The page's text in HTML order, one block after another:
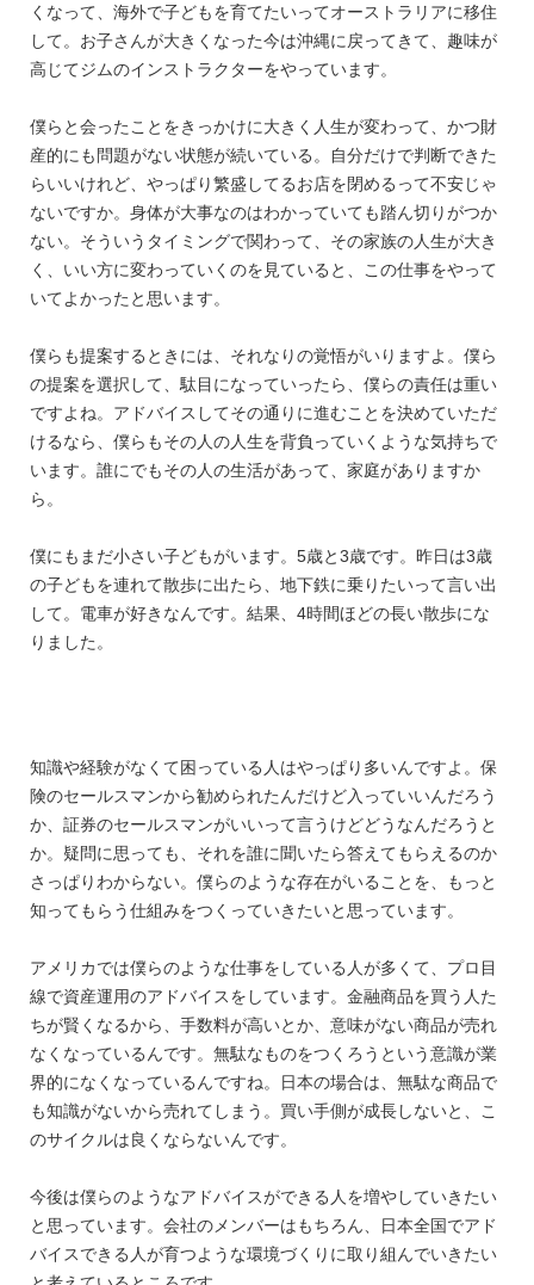
くなって、海外で子どもを育てたいってオーストラリアに移住
して。お子さんが大きくなった今は沖縄に戻ってきて、趣味が
高じてジムのインストラクターをやっています。
僕らと会ったことをきっかけに大きく人生が変わって、かつ財
産的にも問題がない状態が続いている。自分だけで判断できた
らいいけれど、やっぱり繁盛してるお店を閉めるって不安じゃ
ないですか。身体が大事なのはわかっていても踏ん切りがつか
ない。そういうタイミングで関わって、その家族の人生が大き
く、いい方に変わっていくのを見ていると、この仕事をやって
いてよかったと思います。
僕らも提案するときには、それなりの覚悟がいりますよ。僕ら
の提案を選択して、駄目になっていったら、僕らの責任は重い
ですよね。アドバイスしてその通りに進むことを決めていただ
けるなら、僕らもその人の人生を背負っていくような気持ちで
います。誰にでもその人の生活があって、家庭がありますか
ら。
僕にもまだ小さい子どもがいます。5歳と3歳です。昨日は3歳
の子どもを連れて散歩に出たら、地下鉄に乗りたいって言い出
して。電車が好きなんです。結果、4時間ほどの長い散歩にな
りました。
知識や経験がなくて困っている人はやっぱり多いんですよ。保
険のセールスマンから勧められたんだけど入っていいんだろう
か、証券のセールスマンがいいって言うけどどうなんだろうと
か。疑問に思っても、それを誰に聞いたら答えてもらえるのか
さっぱりわからない。僕らのような存在がいることを、もっと
知ってもらう仕組みをつくっていきたいと思っています。
アメリカでは僕らのような仕事をしている人が多くて、プロ目
線で資産運用のアドバイスをしています。金融商品を買う人た
ちが賢くなるから、手数料が高いとか、意味がない商品が売れ
なくなっているんです。無駄なものをつくろうという意識が業
界的になくなっているんですね。日本の場合は、無駄な商品で
も知識がないから売れてしまう。買い手側が成長しないと、こ
のサイクルは良くならないんです。
今後は僕らのようなアドバイスができる人を増やしていきたい
と思っています。会社のメンバーはもちろん、日本全国でアド
バイスできる人が育つような環境づくりに取り組んでいきたい